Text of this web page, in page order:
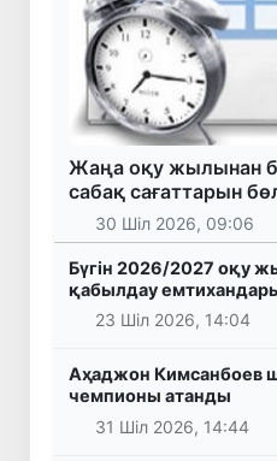
Жаңа оқу жылынан
сабақ сағаттарын
30 Шіл 2026, 09:06
Бүгін 2026/2027 оқу
қабылдау
23 Шіл 2026, 14:04
Аҳаджон Кимсанбоев
чемпионы атанды
31 Шіл 2026, 14:44